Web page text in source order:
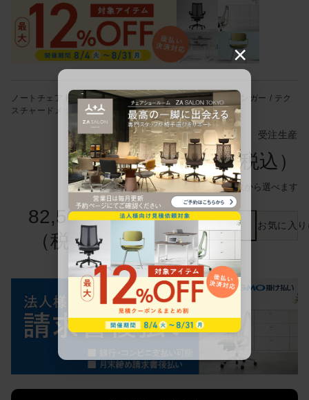
ノートチェア KJ-170JEHM-GNT1 ハイバック / 樹脂脚 / ハンガー / テク
スチャードメッシュ
受注生産
82,500円（税込）
お支払方法は複数から選べます
82,500円
（税込）
お気に入
この商品について問い合わせる
×